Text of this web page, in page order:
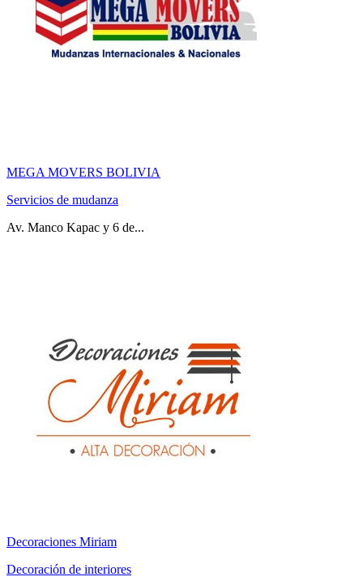
MEGA MOVERS BOLIVIA
Servicios de mudanza
Av. Manco Kapac y 6 de...
Decoraciones Miriam
Decoración de interiores